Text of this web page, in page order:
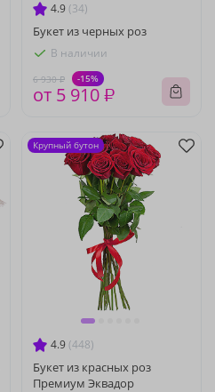
4.9 (34)
Букет из черных роз
В наличии
6 930 ₽ -15%
от 5 910 ₽
4.9 (448)
Букет из красных роз
Премиум Эквадор
Крупный бутон